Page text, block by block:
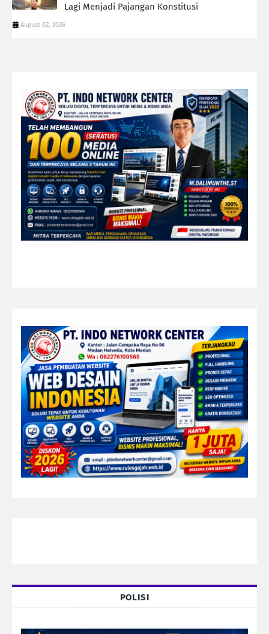
Lagi Menjadi Pajangan Konstitusi
August 02, 2026
POLISI